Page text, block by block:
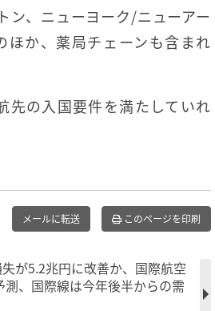
ン、ニューヨーク/ニューアー
か、薬局チェーンも含まれ
先の入国要件を満たしていれ
メールに転送 このページを印刷
が5.2兆円に改善か、国際航空
、国際線は今年後半からの需